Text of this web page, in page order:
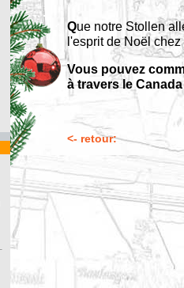
Que notre Stollen
l'esprit de Noël chez
Vous pouvez
à travers le
<- retour: